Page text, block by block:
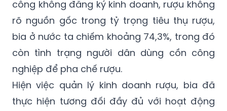
người dân tộc thiểu số, miền núi và nông
thôn. Tỷ lệ uống rượu được sản xuất thủ
công không đăng ký kinh doanh, rượu không
rõ nguồn gốc trong tỷ trọng tiêu thụ rượu,
bia ở nước ta chiếm khoảng 74,3%, trong đó
còn tình trạng người dân dùng cồn công
nghiệp để pha chế rượu.